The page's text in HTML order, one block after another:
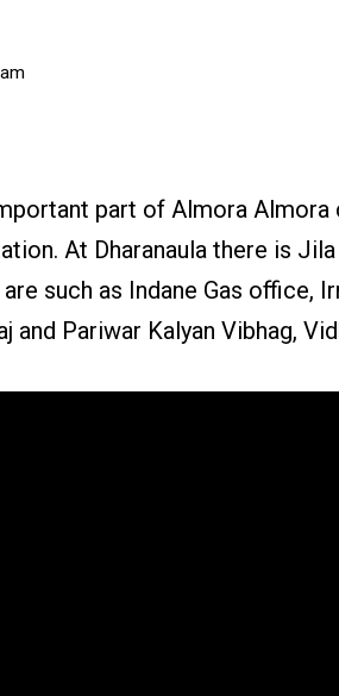
part of Almora
At Dharanaula there is
such as Indane Gas office,
and Pariwar Kalyan Vibhag,